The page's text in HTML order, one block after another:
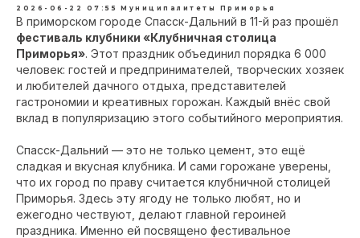
2026-06-22 07:55 Муниципалитеты Приморья
В приморском городе Спасск-Дальний в 11-й раз прошёл
фестиваль клубники «Клубничная столица
Приморья». Этот праздник объединил порядка 6 000
человек: гостей и предпринимателей, творческих хозяек
и любителей дачного отдыха, представителей
гастрономии и креативных горожан. Каждый внёс свой
вклад в популяризацию этого событийного мероприятия.
Спасск-Дальний — это не только цемент, это ещё
сладкая и вкусная клубника. И сами горожане уверены,
что их город по праву считается клубничной столицей
Приморья. Здесь эту ягоду не только любят, но и
ежегодно чествуют, делают главной героиней
праздника. Именно ей посвящено фестивальное